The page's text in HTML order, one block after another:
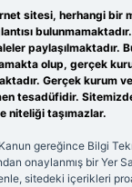
sitesi, herhangi bir
paylaşılmaktadır.
olup, gerçek
Gerçek kurum
tesadüfidir.
niteliği taşımazlar.
gereğince Bilgi
onaylanmış bir Yer
sitedeki içerikleri